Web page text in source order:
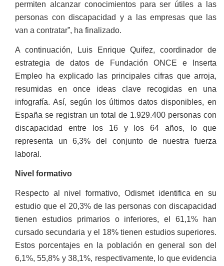
permiten alcanzar conocimientos para ser útiles a las
personas con discapacidad y a las empresas que las
van a contratar”, ha finalizado.
A continuación, Luis Enrique Quifez, coordinador de
estrategia de datos de Fundación ONCE e Inserta
Empleo ha explicado las principales cifras que arroja,
resumidas en once ideas clave recogidas en una
infografía. Así, según los últimos datos disponibles, en
España se registran un total de 1.929.400 personas con
discapacidad entre los 16 y los 64 años, lo que
representa un 6,3% del conjunto de nuestra fuerza
laboral.
Nivel formativo
Respecto al nivel formativo, Odismet identifica en su
estudio que el 20,3% de las personas con discapacidad
tienen estudios primarios o inferiores, el 61,1% han
cursado secundaria y el 18% tienen estudios superiores.
Estos porcentajes en la población en general son del
6,1%, 55,8% y 38,1%, respectivamente, lo que evidencia